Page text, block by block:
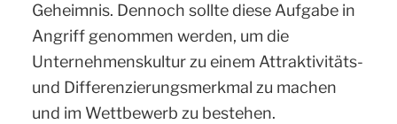
Geheimnis. Dennoch sollte diese Aufgabe in
Angriff genommen werden, um die
Unternehmenskultur zu einem Attraktivitäts-
und Differenzierungsmerkmal zu machen
und im Wettbewerb zu bestehen.